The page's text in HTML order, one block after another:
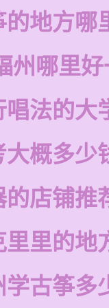
地方哪
州哪里
法的大
大概多少
店铺推
里的地
学古筝多